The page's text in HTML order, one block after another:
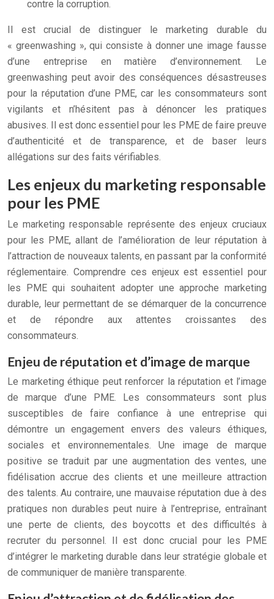
contre la corruption.
Il est crucial de distinguer le marketing durable du
« greenwashing », qui consiste à donner une image fausse
d’une entreprise en matière d’environnement. Le
greenwashing peut avoir des conséquences désastreuses
pour la réputation d’une PME, car les consommateurs sont
vigilants et n’hésitent pas à dénoncer les pratiques
abusives. Il est donc essentiel pour les PME de faire preuve
d’authenticité et de transparence, et de baser leurs
allégations sur des faits vérifiables.
Les enjeux du marketing responsable
pour les PME
Le marketing responsable représente des enjeux cruciaux
pour les PME, allant de l’amélioration de leur réputation à
l’attraction de nouveaux talents, en passant par la conformité
réglementaire. Comprendre ces enjeux est essentiel pour
les PME qui souhaitent adopter une approche marketing
durable, leur permettant de se démarquer de la concurrence
et de répondre aux attentes croissantes des
consommateurs.
Enjeu de réputation et d’image de marque
Le marketing éthique peut renforcer la réputation et l’image
de marque d’une PME. Les consommateurs sont plus
susceptibles de faire confiance à une entreprise qui
démontre un engagement envers des valeurs éthiques,
sociales et environnementales. Une image de marque
positive se traduit par une augmentation des ventes, une
fidélisation accrue des clients et une meilleure attraction
des talents. Au contraire, une mauvaise réputation due à des
pratiques non durables peut nuire à l’entreprise, entraînant
une perte de clients, des boycotts et des difficultés à
recruter du personnel. Il est donc crucial pour les PME
d’intégrer le marketing durable dans leur stratégie globale et
de communiquer de manière transparente.